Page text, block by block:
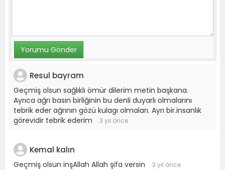
Resul bayram
Geçmiş olsun sağlıklı ömür dilerim metin başkana.
Ayrıca ağrı basın birliğinin bu denli duyarlı olmalarını
tebrik eder ağrının gözü kulagı olmaları. Ayrı bir.insanlık
görevidir tebrik ederim
3 yıl önce
Kemal kalın
Geçmiş olsun inşAllah Allah şifa versin 3 yıl önce